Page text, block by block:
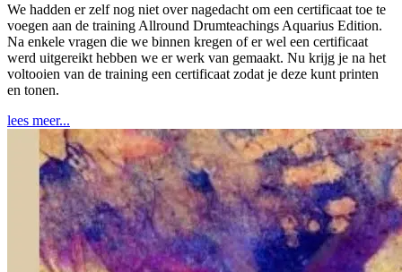
We hadden er zelf nog niet over nagedacht om een certificaat toe te
voegen aan de training Allround Drumteachings Aquarius Edition.
Na enkele vragen die we binnen kregen of er wel een certificaat
werd uitgereikt hebben we er werk van gemaakt. Nu krijg je na het
voltooien van de training een certificaat zodat je deze kunt printen
en tonen.
lees meer...